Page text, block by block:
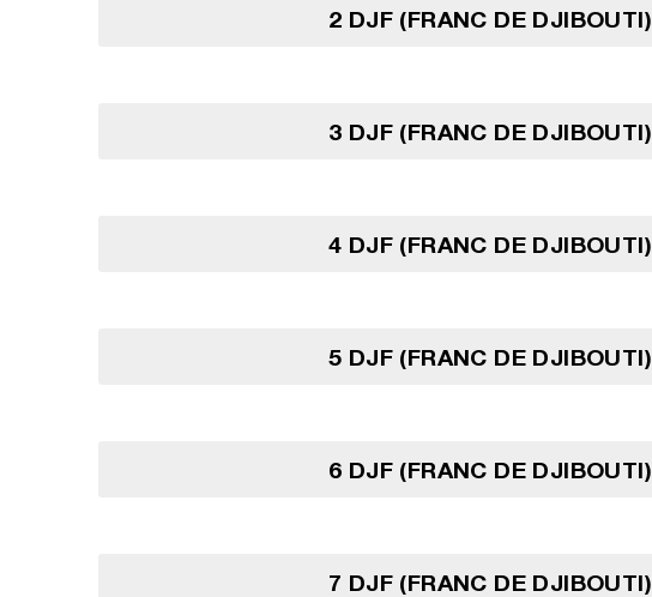
2 DJF (FRANC DE DJIBOUTI)
3 DJF (FRANC DE DJIBOUTI)
4 DJF (FRANC DE DJIBOUTI)
5 DJF (FRANC DE DJIBOUTI)
6 DJF (FRANC DE DJIBOUTI)
7 DJF (FRANC DE DJIBOUTI)